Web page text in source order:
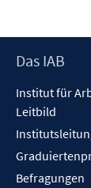
Footer
Das IAB
Institut für
Leitbild
Befragungen